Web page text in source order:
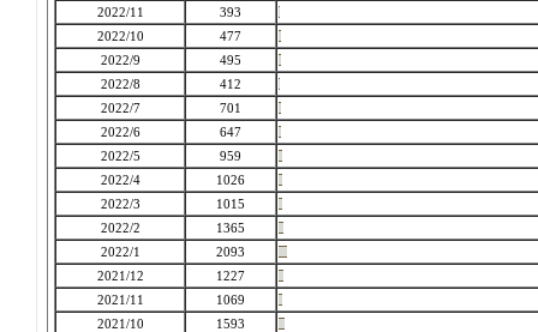
2022/11
393
2022/10
477
2022/9
495
2022/8
412
2022/7
701
2022/6
647
2022/5
959
2022/4
1026
2022/3
1015
2022/2
1365
2022/1
2093
2021/12
1227
2021/11
1069
2021/10
1593